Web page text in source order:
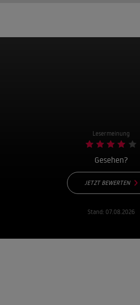
Lesermeinung
Gesehen?
JETZT BEWERTEN
Stand: 07.08.2026